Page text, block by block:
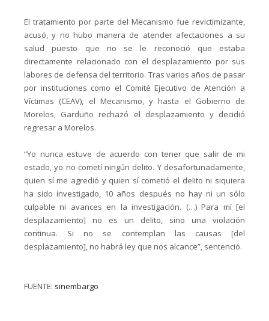
El tratamiento por parte del Mecanismo fue revictimizante,
acusó, y no hubo manera de atender afectaciones a su
salud puesto que no se le reconoció que estaba
directamente relacionado con el desplazamiento por sus
labores de defensa del territorio. Tras varios años de pasar
por instituciones como el Comité Ejecutivo de Atención a
Víctimas (CEAV), el Mecanismo, y hasta el Gobierno de
Morelos, Garduño rechazó el desplazamiento y decidió
regresar a Morelos.
“Yo nunca estuve de acuerdo con tener que salir de mi
estado, yo no cometí ningún delito. Y desafortunadamente,
quien sí me agredió y quien sí cometió el delito ni siquiera
ha sido investigado, 10 años después no hay ni un sólo
culpable ni avances en la investigación. (…) Para mí [el
desplazamiento] no es un delito, sino una violación
continua. Si no se contemplan las causas [del
desplazamiento], no habrá ley que nos alcance”, sentenció.
FUENTE: sinembargo